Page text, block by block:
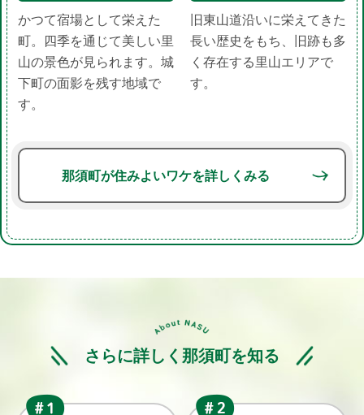
かつて宿場として栄えた
町。四季を通じて美しい里
山の景色が見られます。城
下町の面影を残す地域で
す。
旧東山道沿いに栄えてきた
長い歴史をもち、旧跡も多
く存在する里山エリアで
す。
那須町が住みよいワケを詳しくみる
さらに詳しく那須町を知る